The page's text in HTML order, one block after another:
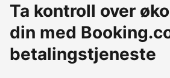
Ta kontroll over
din med
betalingstjeneste